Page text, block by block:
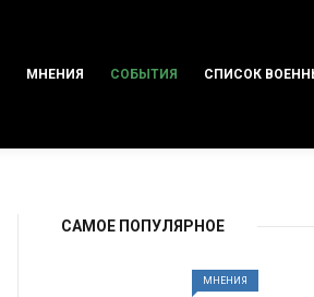
МНЕНИЯ СОБЫТИЯ СПИСОК
САМОЕ ПОПУЛЯРНОЕ
МНЕНИЯ